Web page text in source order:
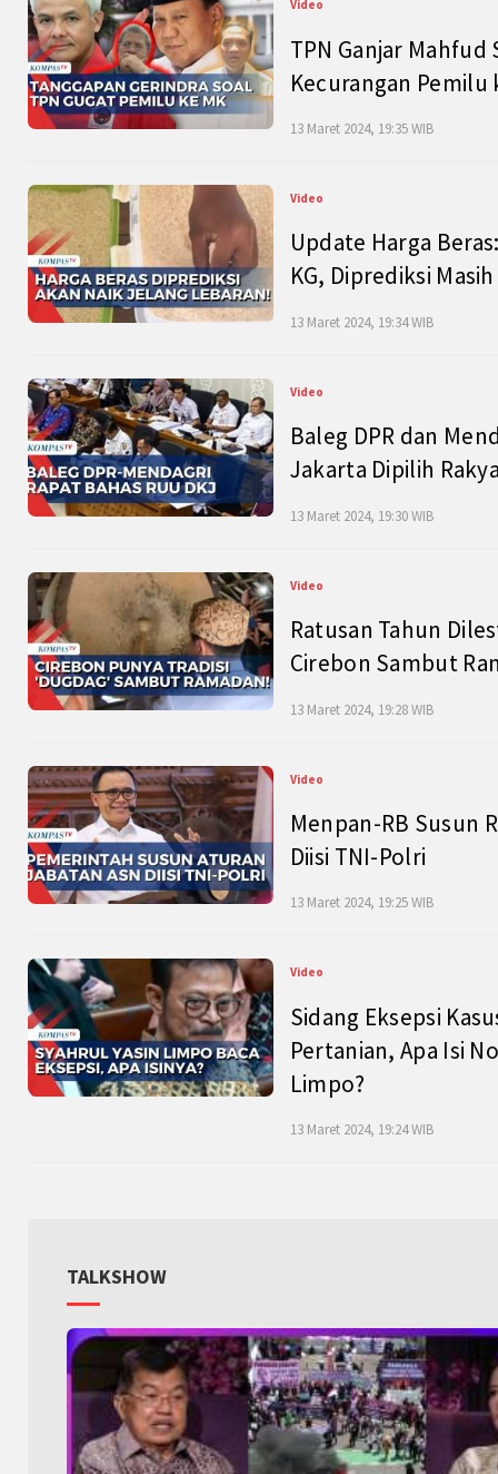
Video
TPN Ganjar Mahfud
Kecurangan Pemilu
13 Maret 2024, 19:35 WIB
Video
Update Harga
KG, Diprediksi
13 Maret 2024, 19:34 WIB
Video
Baleg DPR dan
Jakarta Dipilih
13 Maret 2024, 19:30 WIB
Video
Ratusan Tahun
Cirebon Sambut
13 Maret 2024, 19:28 WIB
Video
Menpan-RB Susun
Diisi TNI-Polri
13 Maret 2024, 19:25 WIB
Video
Sidang Eksepsi
Pertanian, Apa Isi
Limpo?
13 Maret 2024, 19:24 WIB
TALKSHOW